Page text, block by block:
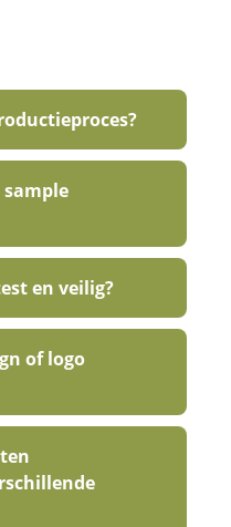
sample
en veilig?
of logo